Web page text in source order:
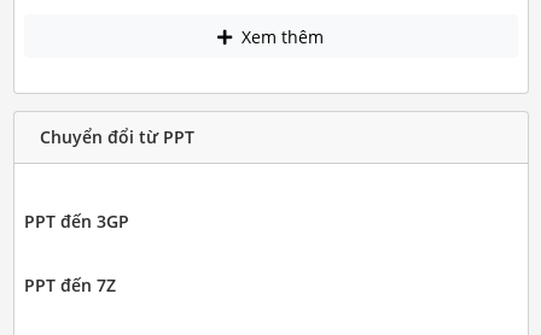
Xem thêm
Chuyển đổi từ PPT
PPT đến 3GP
PPT đến 7Z